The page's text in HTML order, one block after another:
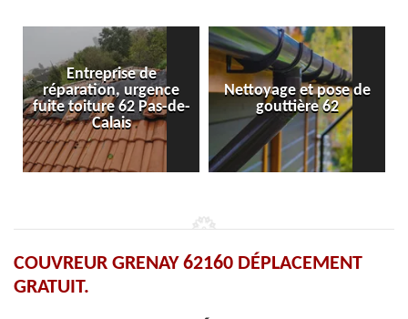
de
urgence
62 Pas-de-
Nettoyage et pose de
gouttière 62
Pose et
COUVREUR GRENAY 62160 DÉPLACEMENT
GRATUIT.